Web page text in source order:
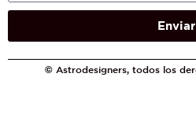
Enviar
© Astrodesigners, todos los